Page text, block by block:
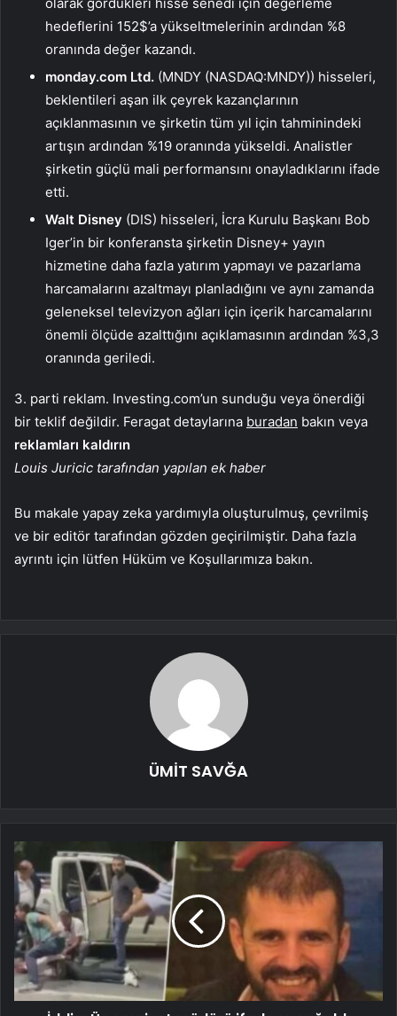
hedeflerini 152$’a yükseltmelerinin ardından %8
oranında değer kazandı.
monday.com Ltd. (MNDY (NASDAQ:MNDY)) hisseleri,
beklentileri aşan ilk çeyrek kazançlarının
açıklanmasının ve şirketin tüm yıl için tahminindeki
artışın ardından %19 oranında yükseldi. Analistler
şirketin güçlü mali performansını onayladıklarını ifade
etti.
Walt Disney (DIS) hisseleri, İcra Kurulu Başkanı Bob
Iger’in bir konferansta şirketin Disney+ yayın
hizmetine daha fazla yatırım yapmayı ve pazarlama
harcamalarını azaltmayı planladığını ve aynı zamanda
geleneksel televizyon ağları için içerik harcamalarını
önemli ölçüde azalttığını açıklamasının ardından %3,3
oranında geriledi.
3. parti reklam. Investing.com’un sunduğu veya önerdiği
bir teklif değildir. Feragat detaylarına buradan bakın veya
reklamları kaldırın
Louis Juricic tarafından yapılan ek haber
Bu makale yapay zeka yardımıyla oluşturulmuş, çevrilmiş
ve bir editör tarafından gözden geçirilmiştir. Daha fazla
ayrıntı için lütfen Hüküm ve Koşullarımıza bakın.
ÜMİT SAVĞA